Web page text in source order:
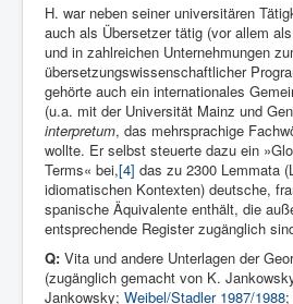
H. war neben seiner universitären
auch als Übersetzer tätig (vor allem
und in zahlreichen Unternehmungen
übersetzungswissenschaftlicher
gehörte auch ein internationales
(u.a. mit der Universität Mainz und
interpretum, das mehrsprachige
wollte. Er selbst steuerte dazu ein
Terms« bei,[4] das zu 2300 Lemmata
idiomatischen Kontexten) deutsche,
spanische Äquivalente enthält, die
entsprechende Register zugänglich
Q: Vita und andere Unterlagen der
(zugänglich gemacht von K.
Jankowsky; Weibel/Stadler 1987/1988